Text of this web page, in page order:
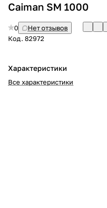
Caiman SM 1000
0
Нет отзывов
Код. 82972
Характеристики
Все характеристики
Сегодня
в корзину
% картой